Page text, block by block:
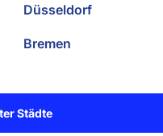
Düsseldorf
Bremen
Städte